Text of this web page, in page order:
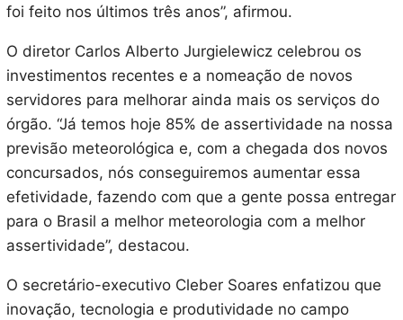
foi feito nos últimos três anos”, afirmou.
O diretor Carlos Alberto Jurgielewicz celebrou os
investimentos recentes e a nomeação de novos
servidores para melhorar ainda mais os serviços do
órgão. “Já temos hoje 85% de assertividade na nossa
previsão meteorológica e, com a chegada dos novos
concursados, nós conseguiremos aumentar essa
efetividade, fazendo com que a gente possa entregar
para o Brasil a melhor meteorologia com a melhor
assertividade”, destacou.
O secretário-executivo Cleber Soares enfatizou que
inovação, tecnologia e produtividade no campo